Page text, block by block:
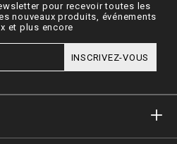
pour recevoir toutes les
nouveaux produits, événements
et plus encore
INSCRIVEZ-VOUS